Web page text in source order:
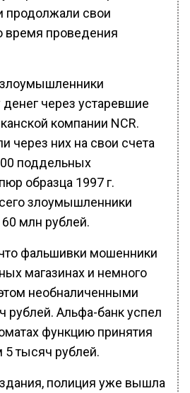
продолжали свои
время проведения
злоумышленники
через устаревшие
компании NCR.
через них на свои счета
поддельных
образца 1997 г.
злоумышленники
млн рублей.
фальшивки мошенники
магазинах и немного
необналиченными
рублей. Альфа-банк успел
функцию принятия
тысяч рублей.
полиция уже вышла